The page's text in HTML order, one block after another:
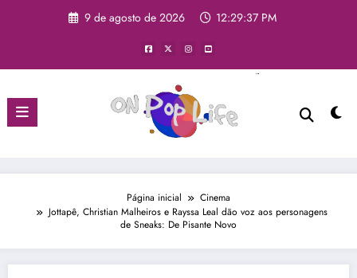
9 de agosto de 2026 12:29:38 PM
Página inicial
Cinema
Jottapê, Christian Malheiros e Rayssa Leal dão voz aos personagens
de Sneaks: De Pisante Novo